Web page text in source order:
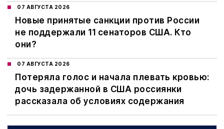
07 АВГУСТА 2026
Новые принятые санкции против России
не поддержали 11 сенаторов США. Кто
они?
07 АВГУСТА 2026
Потеряла голос и начала плевать кровью:
дочь задержанной в США россиянки
рассказала об условиях содержания